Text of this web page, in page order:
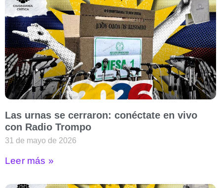
Las urnas se cerraron: conéctate en vivo
con Radio Trompo
31 de mayo de 2026
Leer más »